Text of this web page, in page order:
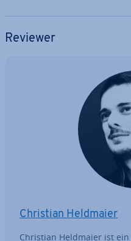
Reviewer
Christian Heldmaier
Christian Heldmaier ist